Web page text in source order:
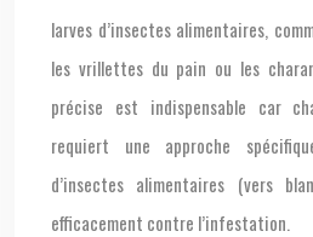
larves d’insectes alimentaires,
les vrillettes du pain ou les
précise est indispensable car
requiert une approche
d’insectes alimentaires (vers
efficacement contre l’infestation.